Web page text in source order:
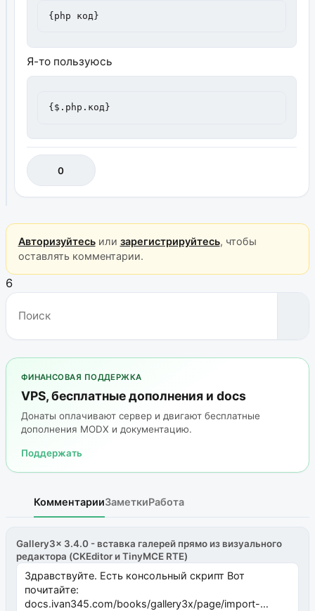
{php код}
Я-то пользуюсь
{$.php.код}
0
Авторизуйтесьили зарегистрируйтесь, чтобы
оставлять комментарии.
6
ФИНАНСОВАЯ ПОДДЕРЖКА
VPS, бесплатные дополнения и docs
Донаты оплачивают сервер и двигают бесплатные
дополнения MODX и документацию.
Поддержать
КомментарииЗаметкиРабота
Gallery3x 3.4.0 - вставка галерей прямо из визуального
редактора (CKEditor и TinyMCE RTE)
Здравствуйте. Есть консольный скрипт Вот
почитайте:
docs.ivan345.com/books/gallery3x/page/import-